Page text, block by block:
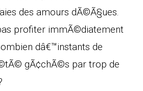
des amours dÃ©Ã§ues.
profiter immÃ©diatement
dâ€™instants de
gÃ¢chÃ©s par trop de